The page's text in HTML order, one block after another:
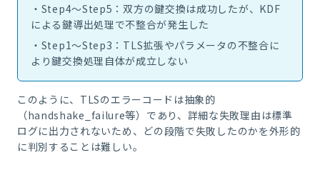
・Step4〜Step5：双方の鍵交換は成功したが、KDF
による鍵導出処理で不整合が発生した
・Step1〜Step3：TLS拡張やパラメータの不整合に
より鍵交換処理自体が成立しない
このように、TLSのエラーコードは抽象的
（handshake_failure等）であり、詳細な失敗理由は標準
ログに出力されないため、どの段階で失敗したのかを外形的
に判別することは難しい。